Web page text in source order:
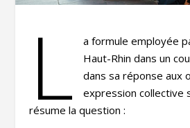
L
a formule employée
Haut-Rhin dans un
dans sa réponse aux
expression collective
résume la question :